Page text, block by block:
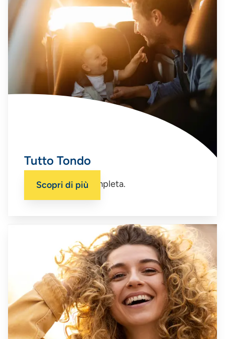
Tutto Tondo
La polizza auto completa.
Scopri di più